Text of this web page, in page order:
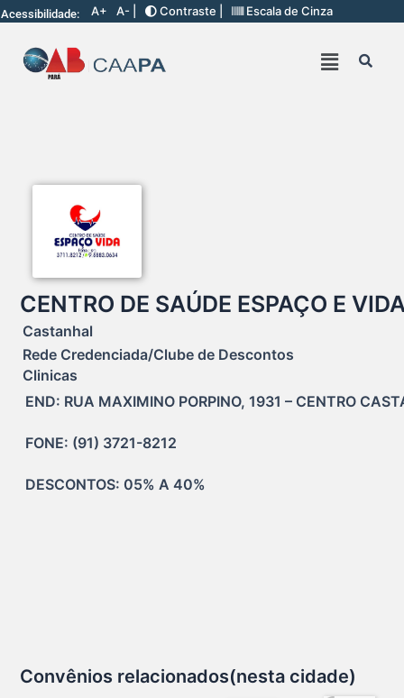
Acessibilidade: A+ A- | Contraste | Escala de Cinza
CENTRO DE SAÚDE ESPAÇO E
Castanhal
Rede Credenciada/Clube de Descontos
Clinicas
END: RUA MAXIMINO PORPINO, 1931 – CENTRO
FONE: (91) 3721-8212
DESCONTOS: 05% A 40%
Convênios relacionados(nesta cidade)